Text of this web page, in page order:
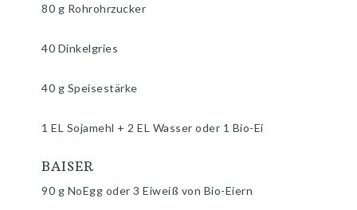
80 g Rohrohrzucker
40 Dinkelgries
40 g Speisestärke
1 EL Sojamehl + 2 EL Wasser oder 1 Bio-Ei
BAISER
90 g NoEgg oder 3 Eiweiß von Bio-Eiern